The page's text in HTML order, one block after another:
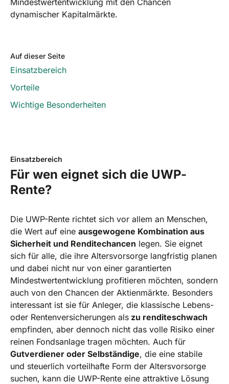
dynamischer Kapitalmärkte.
Auf dieser Seite
Einsatzbereich
Vorteile
Wichtige Besonderheiten
Einsatzbereich
Für wen eignet sich die UWP-
Rente?
Die UWP-Rente richtet sich vor allem an Menschen,
die Wert auf eine ausgewogene Kombination aus
Sicherheit und Renditechancen legen. Sie eignet
sich für alle, die ihre Altersvorsorge langfristig planen
und dabei nicht nur von einer garantierten
Mindestwertentwicklung profitieren möchten, sondern
auch von den Chancen der Aktienmärkte. Besonders
interessant ist sie für Anleger, die klassische Lebens-
oder Rentenversicherungen als zu renditeschwach
empfinden, aber dennoch nicht das volle Risiko einer
reinen Fondsanlage tragen möchten. Auch für
Gutverdiener oder Selbständige, die eine stabile
und steuerlich vorteilhafte Form der Altersvorsorge
suchen, kann die UWP-Rente eine attraktive Lösung